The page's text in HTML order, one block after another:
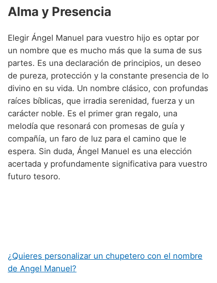
Alma y Presencia
Elegir Ángel Manuel para vuestro hijo es optar por
un nombre que es mucho más que la suma de sus
partes. Es una declaración de principios, un deseo
de pureza, protección y la constante presencia de lo
divino en su vida. Un nombre clásico, con profundas
raíces bíblicas, que irradia serenidad, fuerza y un
carácter noble. Es el primer gran regalo, una
melodía que resonará con promesas de guía y
compañía, un faro de luz para el camino que le
espera. Sin duda, Ángel Manuel es una elección
acertada y profundamente significativa para vuestro
futuro tesoro.
¿Quieres personalizar un chupetero con el nombre
de Angel Manuel?